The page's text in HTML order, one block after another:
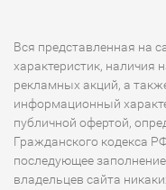
Вся представленная на
характеристик, наличия
рекламных акций, а
информационный
публичной офертой,
Гражданского кодекса
последующее
владельцев сайта